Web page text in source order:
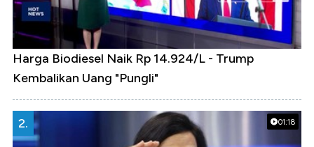
Harga Biodiesel Naik Rp 14.924/L - Trump
Kembalikan Uang "Pungli"
01:18
2.